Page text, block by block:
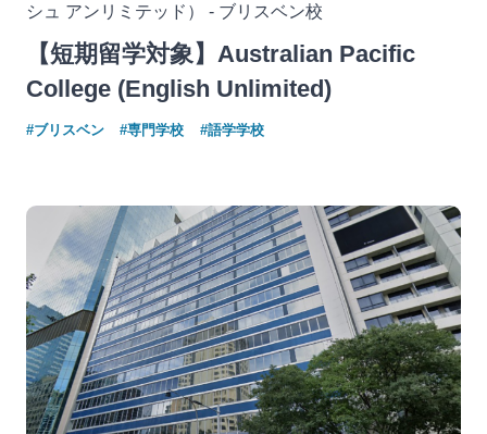
シュ アンリミテッド） - ブリスベン校
【短期留学対象】Australian Pacific
College (English Unlimited)
#ブリスベン #専門学校 #語学学校